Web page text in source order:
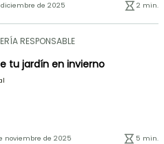
diciembre de 2025 2 min.
RESPONSABLE
tu jardín en invierno
noviembre de 2025 5 min.